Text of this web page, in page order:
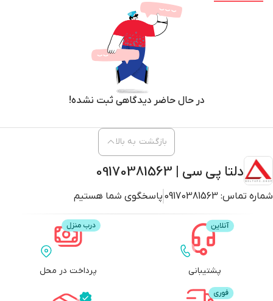
در حال حاضر دیدگاهی ثبت نشده!
دلتا پی سی | 09170381563
شماره تماس: 09170381563 پاسخگوی شما هستیم
بازگشت به بالا
پشتیبانی پرداخت در محل